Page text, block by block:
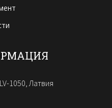
1050, Латвия